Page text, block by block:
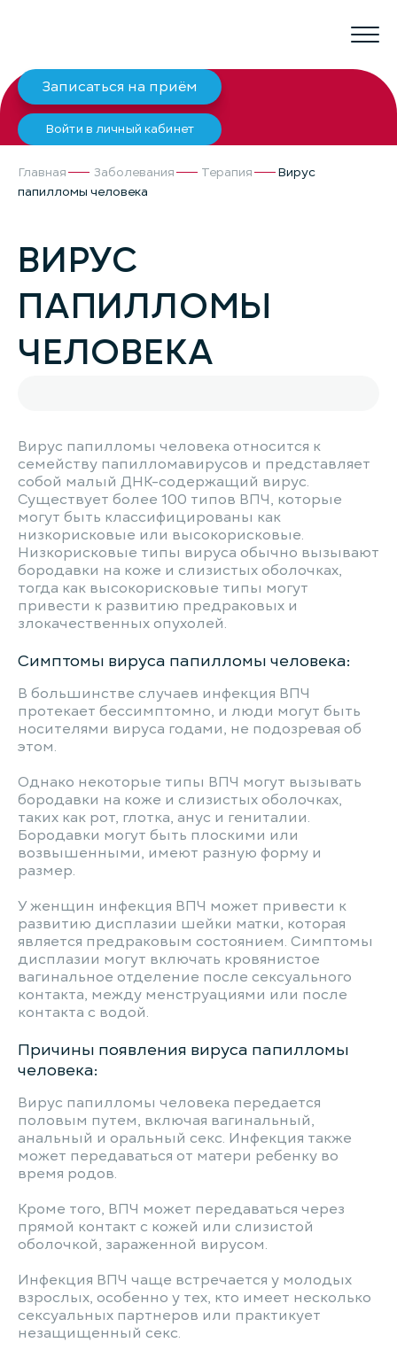
Записаться на приём
Войти в личный кабинет
Главная Заболевания Терапия
Вирус
папилломы человека
ВИРУС
ПАПИЛЛОМЫ
ЧЕЛОВЕКА
Вирус папилломы человека относится к
семейству папилломавирусов и представляет
собой малый ДНК-содержащий вирус.
Существует более 100 типов ВПЧ, которые
могут быть классифицированы как
низкорисковые или высокорисковые.
Низкорисковые типы вируса обычно вызывают
бородавки на коже и слизистых оболочках,
тогда как высокорисковые типы могут
привести к развитию предраковых и
злокачественных опухолей.
Симптомы вируса папилломы человека:
В большинстве случаев инфекция ВПЧ
протекает бессимптомно, и люди могут быть
носителями вируса годами, не подозревая об
этом.
Однако некоторые типы ВПЧ могут вызывать
бородавки на коже и слизистых оболочках,
таких как рот, глотка, анус и гениталии.
Бородавки могут быть плоскими или
возвышенными, имеют разную форму и
размер.
У женщин инфекция ВПЧ может привести к
развитию дисплазии шейки матки, которая
является предраковым состоянием. Симптомы
дисплазии могут включать кровянистое
вагинальное отделение после сексуального
контакта, между менструациями или после
контакта с водой.
Причины появления вируса папилломы
человека:
Вирус папилломы человека передается
половым путем, включая вагинальный,
анальный и оральный секс. Инфекция также
может передаваться от матери ребенку во
время родов.
Кроме того, ВПЧ может передаваться через
прямой контакт с кожей или слизистой
оболочкой, зараженной вирусом.
Инфекция ВПЧ чаще встречается у молодых
взрослых, особенно у тех, кто имеет несколько
сексуальных партнеров или практикует
незащищенный секс.